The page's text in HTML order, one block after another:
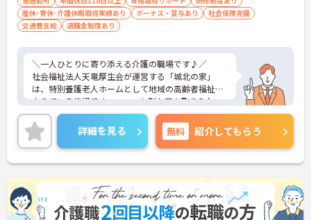
産休･育休･介護休暇取得実績あり
ボーナス・賞与あり
社会保険完備
交通費支給
退職金制度あり
＼一人ひとりに寄り添える介護の職場です♪／
社会福祉法人天竜厚生会が運営する「城北の家」
は、特別養護老人ホームとして地域の高齢者福祉を
支えている施設です。ユニット型ケアを取り入れ、
利用者様それぞれの生活リズムや価値観を大切にし
ながら、その方らしい暮らしを支えることを大切に
しています。食事・入浴・排泄などの日常生活の支
援だけでなく、これまでの生活とのつながりも意識
したケアを実践。未経験の方も見習い期間や研修を
通して無理なくスタートできる環境が整っていま
す。勤務日数や時間帯も相談しやすく、家庭やプラ
イベートと両立しながら長く働きたい方にもおすす
めの職場です。
詳細を見る 無料 紹介してもらう